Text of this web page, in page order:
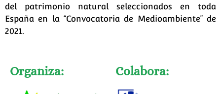
del patrimonio natural seleccionados en toda
España en la “Convocatoria de Medioambiente” de
2021.
Organiza: Colabora: